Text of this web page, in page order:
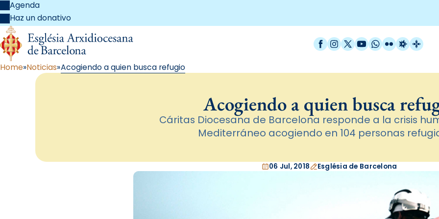
Agenda
Haz un donativo
Facebook
Instagram
X / Twitter
YouTube
WhatsApp
FlickrRadio
Home Noticias Acogiendo a quien busca refugio
Acogiendo a quien busca
Cáritas Diocesana de Barcelona responde a la crisis
Mediterráneo acogiendo en 104 personas
06 Jul, 2018 Església de Barcelona